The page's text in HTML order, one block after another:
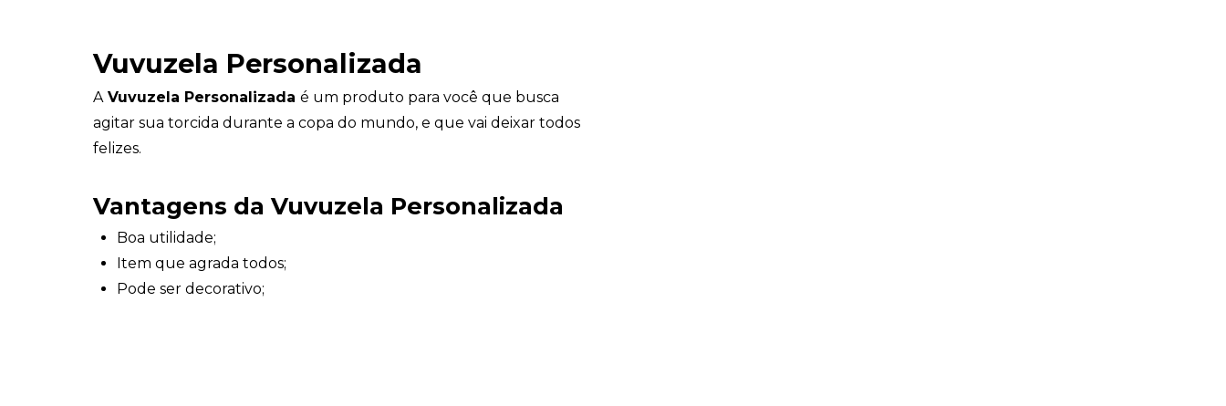
Vuvuzela Personalizada
AVuvuzela Personalizada é um produto para você que busca
agitar sua torcida durante a copa do mundo, e que vai deixar todos
felizes.
Vantagens da Vuvuzela Personalizada
Boa utilidade;
Item que agrada todos;
Pode ser decorativo;